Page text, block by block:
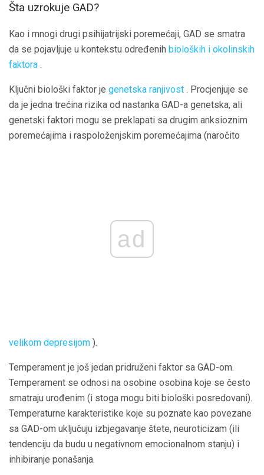
Šta uzrokuje GAD?
Kao i mnogi drugi psihijatrijski poremećaji, GAD se smatra
da se pojavljuje u kontekstu određenih bioloških i okolinskih
faktora .
Ključni biološki faktor je genetska ranjivost . Procjenjuje se
da je jedna trećina rizika od nastanka GAD-a genetska, ali
genetski faktori mogu se preklapati sa drugim anksioznim
poremećajima i raspoloženjskim poremećajima (naročito
ad
velikom depresijom ).
Temperament je još jedan pridruženi faktor sa GAD-om.
Temperament se odnosi na osobine osobina koje se često
smatraju urođenim (i stoga mogu biti biološki posredovani).
Temperaturne karakteristike koje su poznate kao povezane
sa GAD-om uključuju izbjegavanje štete, neuroticizam (ili
tendenciju da budu u negativnom emocionalnom stanju) i
inhibiranje ponašanja.